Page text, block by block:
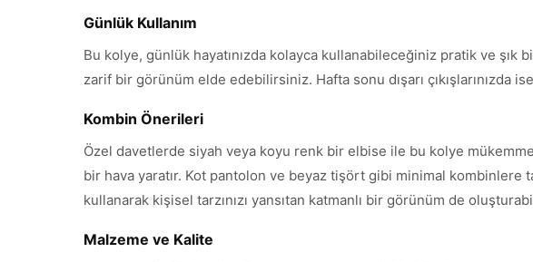
Günlük Kullanım
Bu kolye, günlük hayatınızda kolayca kullanabileceğiniz pratik ve
zarif bir görünüm elde edebilirsiniz. Hafta sonu dışarı çıkışlarınızda
Kombin Önerileri
Özel davetlerde siyah veya koyu renk bir elbise ile bu kolye
bir hava yaratır. Kot pantolon ve beyaz tişört gibi minimal kombinlere
kullanarak kişisel tarzınızı yansıtan katmanlı bir görünüm de
Malzeme ve Kalite